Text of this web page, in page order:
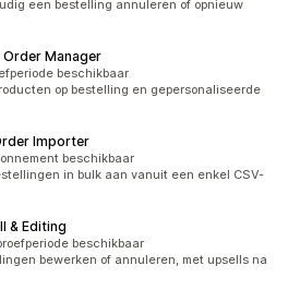
een bestelling annuleren of opnieuw
Manager
beschikbaar
op bestelling en gepersonaliseerde
Importer
beschikbaar
in bulk aan vanuit een enkel CSV-
& Editing
beschikbaar
bewerken of annuleren, met upsells na